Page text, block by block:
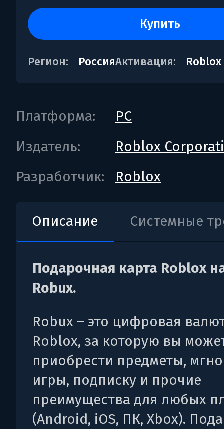
купить
Регион: РоссияАктивация: Roblox
Платформа:
PC
Издатель:
Roblox
Разработчик:
Roblox
Описание Системные
Подарочная карта Roblox
Robux.
Robux – это цифровая
Roblox, за которую вы
приобрести предметы,
игры, подписку и прочие
преимущества для любых
(Android, iOS, ПК, Xbox).